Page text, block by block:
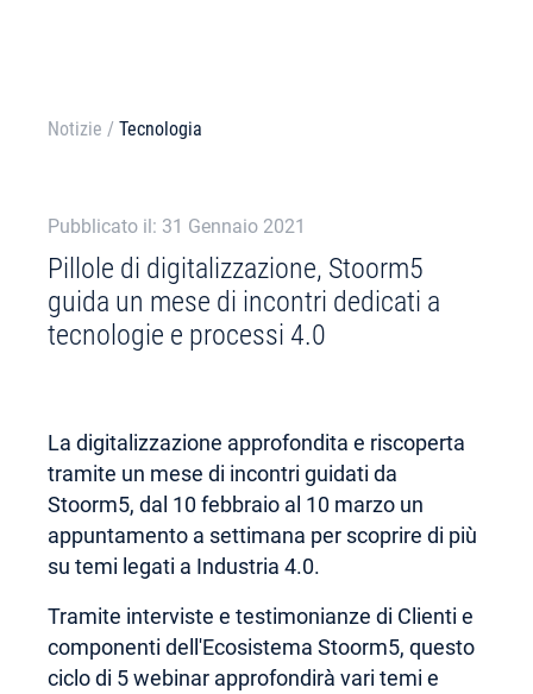
Notizie / Tecnologia
Pubblicato il: 31 Gennaio 2021
Pillole di digitalizzazione, Stoorm5
guida un mese di incontri dedicati a
tecnologie e processi 4.0
La digitalizzazione approfondita e riscoperta
tramite un mese di incontri guidati da
Stoorm5, dal 10 febbraio al 10 marzo un
appuntamento a settimana per scoprire di più
su temi legati a Industria 4.0.
Tramite interviste e testimonianze di Clienti e
componenti dell'Ecosistema Stoorm5, questo
ciclo di 5 webinar approfondirà vari temi e